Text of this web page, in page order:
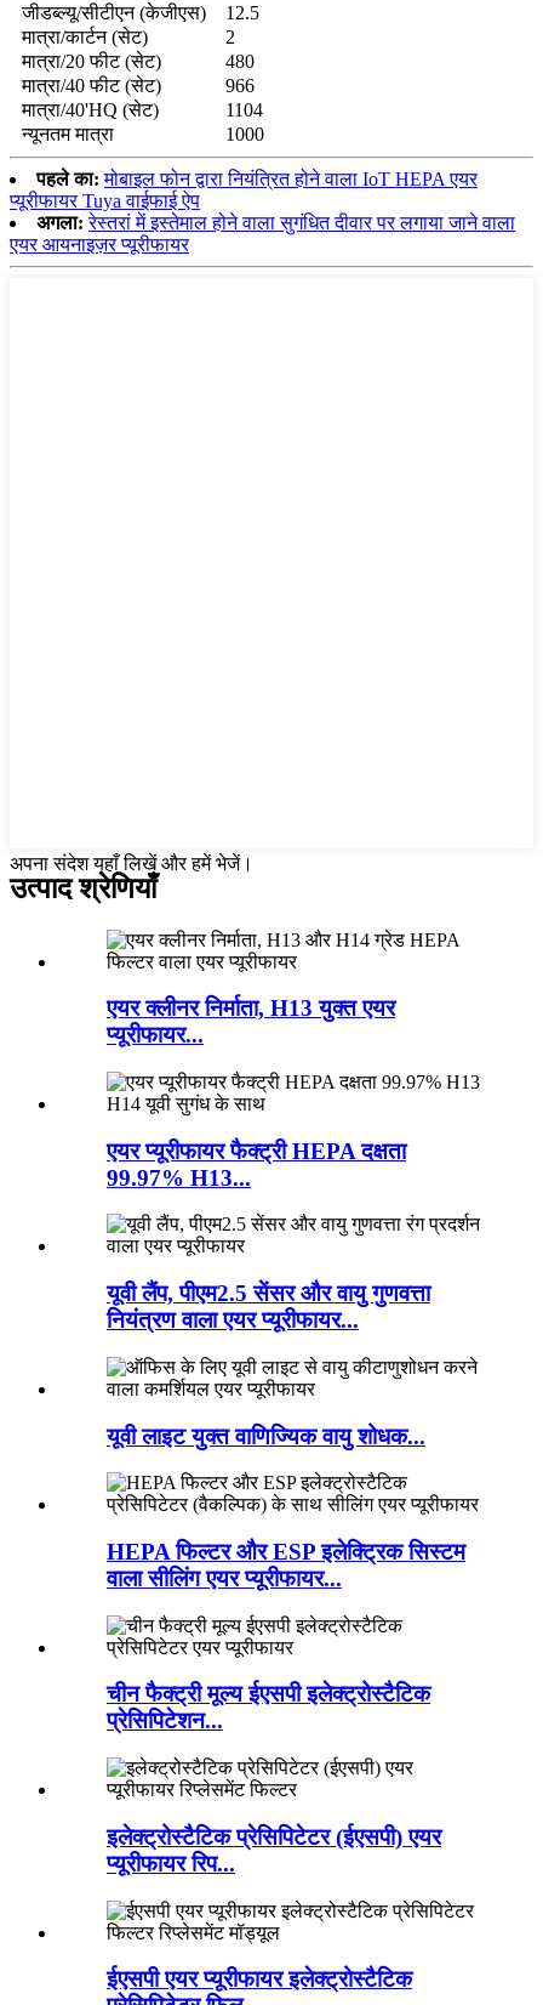
जीडब्ल्यू/सीटीएन (केजीएस)
12.5
मात्रा/कार्टन (सेट)
2
मात्रा/20 फीट (सेट)
480
मात्रा/40 फीट (सेट)
966
मात्रा/40'HQ (सेट)
1104
न्यूनतम मात्रा
1000
पहले का: मोबाइल फोन द्वारा नियंत्रित होने वाला IoT HEPA एयर
प्यूरीफायर Tuya वाईफाई ऐप
अगला: रेस्तरां में इस्तेमाल होने वाला सुगंधित दीवार पर लगाया जाने वाला
एयर आयनाइज़र प्यूरीफायर
अपना संदेश यहाँ लिखें और हमें भेजें।
उत्पाद श्रेणियाँ
एयर क्लीनर निर्माता, H13 युक्त एयर
प्यूरीफायर...
एयर प्यूरीफायर फैक्ट्री HEPA दक्षता
99.97% H13...
यूवी लैंप, पीएम2.5 सेंसर और वायु गुणवत्ता
नियंत्रण वाला एयर प्यूरीफायर...
यूवी लाइट युक्त वाणिज्यिक वायु शोधक...
HEPA फिल्टर और ESP इलेक्ट्रिक सिस्टम
वाला सीलिंग एयर प्यूरीफायर...
चीन फैक्ट्री मूल्य ईएसपी इलेक्ट्रोस्टैटिक
प्रेसिपिटेशन...
इलेक्ट्रोस्टैटिक प्रेसिपिटेटर (ईएसपी) एयर
प्यूरीफायर रिप...
ईएसपी एयर प्यूरीफायर इलेक्ट्रोस्टैटिक